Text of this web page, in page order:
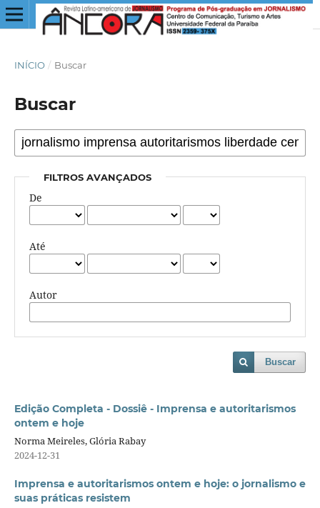
INÍCIO / Buscar
Buscar
FILTROS AVANÇADOS
De
Até
Autor
Buscar
Edição Completa - Dossiê - Imprensa e autoritarismos
ontem e hoje
Norma Meireles, Glória Rabay
2024-12-31
Imprensa e autoritarismos ontem e hoje: o jornalismo e
suas práticas resistem